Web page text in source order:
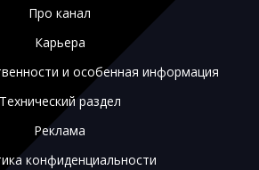
Про канал
Карьера
и особенная информация
Технический раздел
Реклама
конфиденциальности